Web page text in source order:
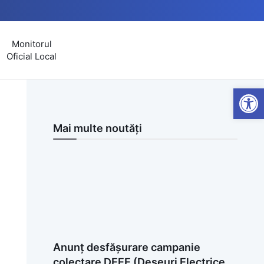
Monitorul
Oficial Local
Mai multe noutăți
Anunț desfășurare campanie